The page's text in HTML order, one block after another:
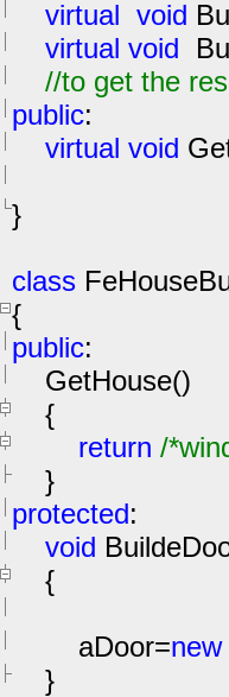
virtual void
virtual void
//to get the
public:
virtual void
}
class
{
public:
GetHouse()
{
return /*
}
protected:
void
{
aDoor=new
}